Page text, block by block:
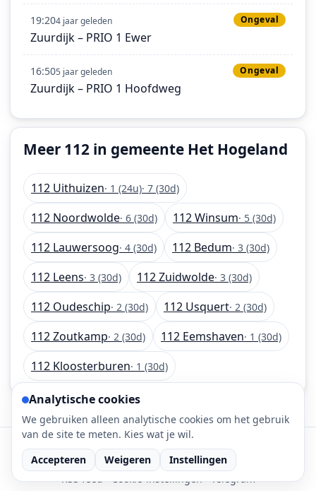
19:204 jaar geleden Ongeval
Zuurdijk – PRIO 1 Ewer
16:505 jaar geleden Ongeval
Zuurdijk – PRIO 1 Hoofdweg
Meer 112 in gemeente Het Hogeland
112 Uithuizen· 1 (24u)· 7 (30d)
112 Noordwolde· 6 (30d) 112 Winsum· 5 (30d)
112 Lauwersoog· 4 (30d) 112 Bedum· 3 (30d)
112 Leens· 3 (30d) 112 Zuidwolde· 3 (30d)
112 Oudeschip· 2 (30d) 112 Usquert· 2 (30d)
112 Zoutkamp· 2 (30d) 112 Eemshaven· 1 (30d)
112 Kloosterburen· 1 (30d)
112-meldingen.nl • 112 meldingen is onderdeel
van DaLec.
RSS feed·Cookie-instellingen·Telegram
Analytische cookies
We gebruiken alleen analytische cookies om het gebruik
van de site te meten. Kies wat je wil.
Accepteren
Weigeren Instellingen